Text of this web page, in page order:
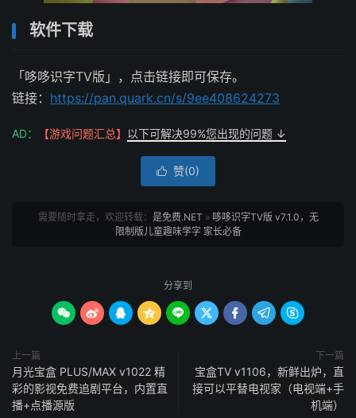
软件下载
「哆哆识字TV版」，点击链接即可保存。
链接： https://pan.quark.cn/s/9ee408624273
AD： 【游戏问题汇总】 以下可解决99%您出现的问题 ↓
 赞(0)
需要随时拿走，欢迎转载： 是免费.NET » 哆哆识字TV版 v7.1.0，无
限制版儿童趣味学字 家长必备
分享到
        
上一篇
月光宝盒 PLUS/MAX v1022 精
彩的影视免费追剧平台，内置直
播+点播源版
下一篇
宝盒TV v1106，新鲜出炉，直
接可以平替电视家（电视端+手
机端）